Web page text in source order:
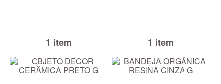
1 item 1 item